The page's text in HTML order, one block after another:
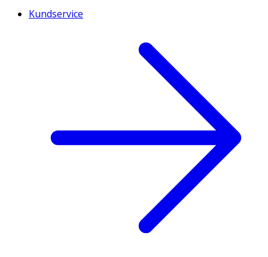
Kundservice